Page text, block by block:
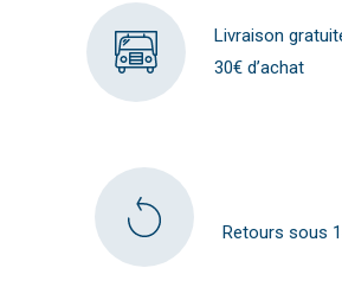
Livraison
30€ d’achat
Retours sous